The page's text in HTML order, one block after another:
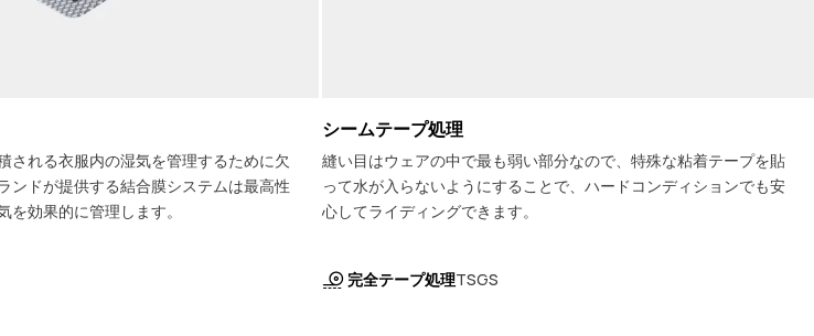
される衣服内の湿気を管理するために欠
ンドが提供する結合膜システムは最高性
効果的に管理します。
シームテープ処理
縫い目はウェアの中で最も弱い部分なので、特殊な粘着テープを貼
って水が入らないようにすることで、ハードコンディションでも安
心してライディングできます。
完全テープ処理TSGS